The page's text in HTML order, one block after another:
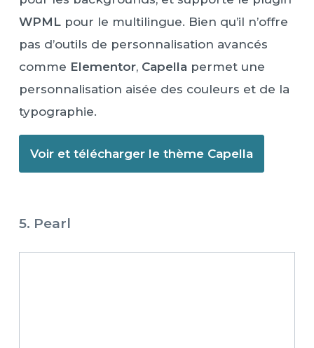
WPMLpour le multilingue. Bien qu’il n’offre
pas d’outils de personnalisation avancés
comme Elementor, Capellapermet une
personnalisation aisée des couleurs et de la
typographie.
Voir et télécharger le thème Capella
5. Pearl